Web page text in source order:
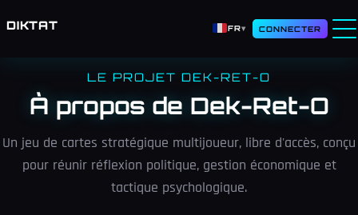
DIKTAT FR▾ CONNECTER
LE PROJET DEK-RET-O
À propos de Dek-Ret-O
Un jeu de cartes stratégique multijoueur, libre d'accès, conçu
pour réunir réflexion politique, gestion économique et
tactique psychologique.